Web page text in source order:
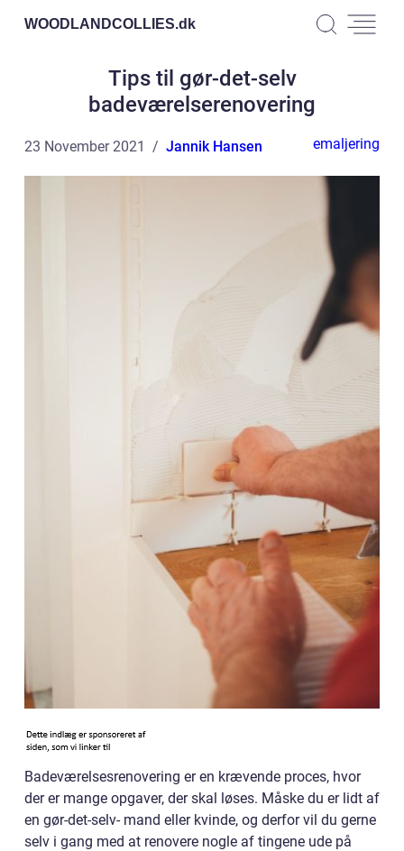
WOODLANDCOLLIES.dk
Tips til gør-det-selv
badeværelserenovering
23 November 2021 Jannik Hansen emaljering
Badeværelsesrenovering er en krævende proces, hvor
der er mange opgaver, der skal løses. Måske du er lidt af
en gør-det-selv- mand eller kvinde, og derfor vil du gerne
selv i gang med at renovere nogle af tingene ude på